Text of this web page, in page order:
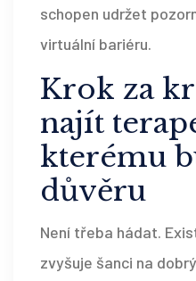
schopen udržet
virtuální bariéru.
Krok za
najít
kterému
důvěru
Není třeba hádat.
zvyšuje šanci na